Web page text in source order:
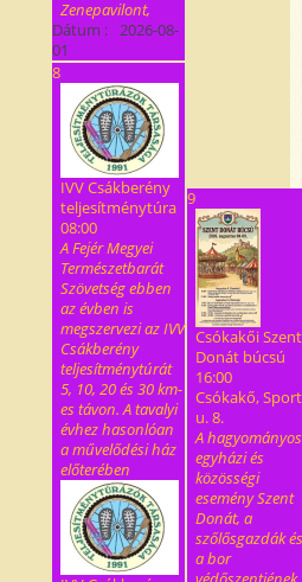
Zenepavilont,
Dátum : 2026-08-
01
8
IVV Csákberény
teljesítménytúra
08:00
A Fejér Megyei
Természetbarát
Szövetség ebben
az évben is
megszervezi az IVV
Csákberény
teljesítménytúrát
5, 10, 20 és 30 km-
es távon. A tavalyi
évhez hasonlóan
a művelődési ház
előterében
9
Csókakői Szent
Donát búcsú
16:00
Csókakő, Sport
u. 8.
A hagyományos
egyházi és
közösségi
esemény Szent
Donát, a
szőlősgazdák és
a bor